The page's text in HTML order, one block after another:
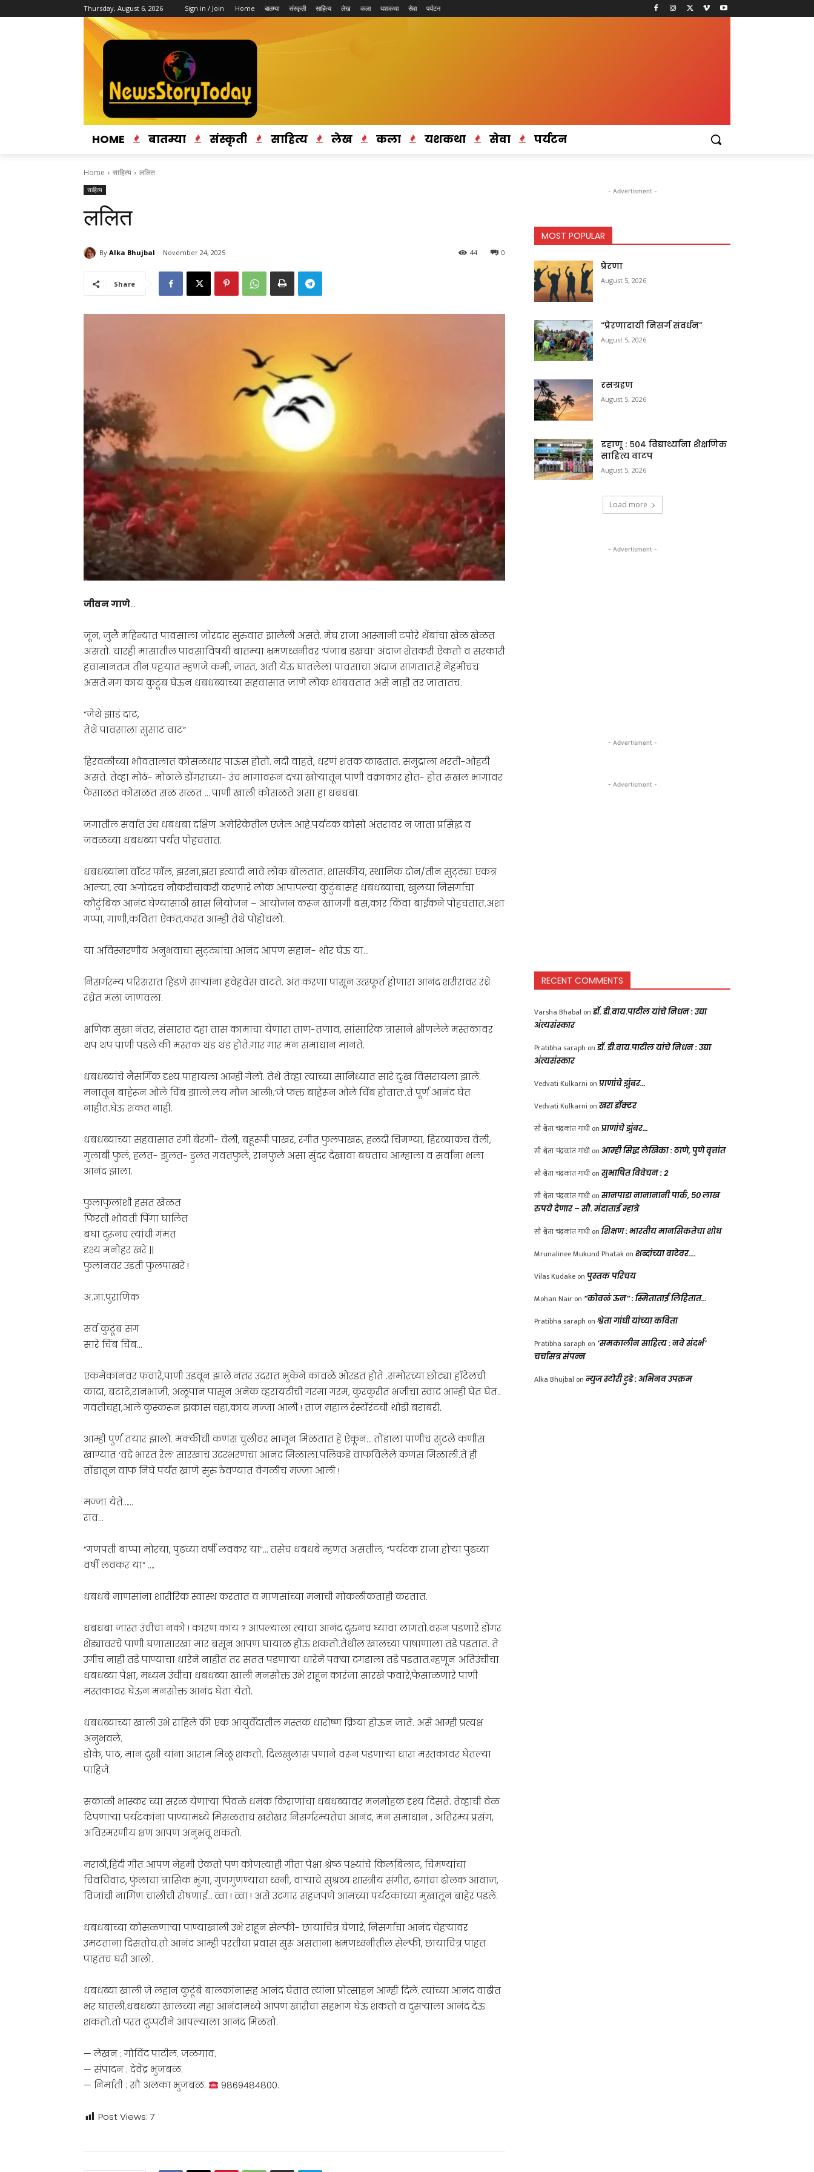
Thursday, August 6, 2026 Sign in / Join Home बातम्या संस्कृती साहित्य लेख कला यशकथा सेवा पर्यटन
HOME बातम्या संस्कृती साहित्य लेख कला यशकथा सेवा पर्यटन
Home साहित्य ललित
साहित्य
ललित
By Alka Bhujbal November 24, 2025 0
44
Share
जीवन गाणे…
जून, जुलै महिन्यात पावसाला जोरदार सुरुवात झालेली असते. मेघ राजा आस्मानी टपोरे थेंबांचा खेळ खेळत
असतो. चारही मासातील पावसाविषयी बातम्या भ्रमणध्वनीवर ‘पंजाब डखचा’ अंदाज शेतकरी ऐकतो व सरकारी
हवामानतज्ञ तीन पट्टयात म्हणजे कमी, जास्त, अती येऊ घातलेला पावसाचा अंदाज सांगतात.हे नेहमीचच
असते.मग काय कुटूंब घेऊन धबधब्याच्या सहवासात जाणे लोक थांबवतात असे नाही तर जातातच.
“जेथे झाडं दाट,
तेथे पावसाला सुसाट वाट”
हिरवळीच्या भोवतालात कोसळधार पाऊस होतो. नदी वाहते, धरणं शतक काढतात. समुद्राला भरती-ओहटी
असते. तेव्हा मोठं- मोठाले डोंगराच्या- उंच भागावरून दऱ्या खोऱ्यातून पाणी वक्राकार होत- होत सखल भागावर
फेसाळत कोसळत सळ सळत … पाणी खाली कोसळते असा हा धबधबा.
जगातील सर्वात उंच धबधबा दक्षिण अमेरिकेतील एंजेल आहे.पर्यटक कोसो अंतरावर न जाता प्रसिद्ध व
जवळच्या धबधब्या पर्यंत पोहचतात.
धबधब्यांना वाॅटर फॉल, झरना,झरा इत्यादी नावे लोक बोलतात. शासकीय, स्थानिक दोन/तीन सुट्ट्या एकत्र
आल्या, त्या अगोदरच नौकरीचाकरी करणारे लोक आपापल्या कुटुंबासह धबधब्याचा, खुलया निसर्गाचा
कौटुंबिक आनंद घेण्यासाठी खास नियोजन – आयोजन करून खाजगी बस,कार किंवा बाईकने पोहचतात.अशा
गप्पा, गाणी,कविता ऐकत,करत आम्ही तेथे पोहोचलो.
या अविस्मरणीय अनुभवाचा सुट्ट्यांचा आनंद आपण सहान- थोर घेऊ या…
निसर्गरम्य परिसरात हिंडणे साऱ्यांना हवेहवेस वाटते. अंतःकरणा पासून उत्स्फूर्त होणारा आनंद शरीरावर रंध्रे
रंध्रेत मला जाणवला.
क्षणिक सुखा नंतर, संसारात दहा तास कामाचा येणारा ताण-तणाव, सांसारिक त्रासाने क्षीणलेले मस्तकावर
थप थप पाणी पडले की मस्तक थंड थंड होते.गार‌ गार मन समाधान मानते.
धबधब्यांचे नैसर्गिक दृश्य पाहायला आम्ही गेलो. तेथे तेव्हा त्याच्या सानिध्यात सारे दुःख विसरायला झाले.
मनातून बाहेरून ओले चिंब झालो.लय मौज आली!.’जे फक्त बाहेरून ओले चिंब होतात’.ते पूर्ण आनंद घेत
नाहीत.घेऊ शकत नाही.
धबधब्याच्या सहवासात रंगी बेरंगी- वेली, बहूरूपी पाखरं, रंगीत फुलपाखरू, हळदी चिमण्या, हिरव्याकंच वेली,
गुलाबी फुलं, हलत- झुलत- डुलत गवतफुले, रानफुले असा सुंदर देखावा बघताच आम्हाला व सर्वांना भला
आनंद झाला.
फुलाफुलांशी हसत खेळत
फिरती भोवती पिंगा घालित
बघा दुरूनच त्यांची गंमत
दृश्य मनोहर खरे ||
फुलांनवर उडती फुलपाखरे !
अ.ज्ञा.पुराणिक
सर्व कुटूंब संग
सारे चिंब चिंब…
एकमेकांनवर फवारे,पाणी उडवून झाले नंतर उदरात भुकेने कावळे ओरडत होते .समोरच्या छोट्या हाॅटेलची
कांदा‌, बटाटे,रानभाजी, अळूपानं पासून अनेक व्हरायटीची गरमा गरम, कुरकुरीत भजीचा स्वाद आम्ही घेत घेत..
गवतीचहा,आले कुस्करून झकास चहा,काय मज्जा आली ! ताज महाल रेस्टॉरंटची थोडी बराबरी.
आम्ही पुर्ण तयार झालो. मक्कीची कणंस चुलीवर भाजून मिळतात हे ऐकून… तोंडाला पाणीच सुटले कणीस
खाण्यात ‘वंदे भारत रेल’ सारखाच उदरभरणचा आनंद मिळाला.पलिकडे वाफविलेले कणंस मिळाली.ते ही
तोंडातून वाफ निघे पर्यंत खाणे सुरु ठेवण्यात वेगळीच मज्जा आली !
मज्जा येते……
राव…
“गणपती बाप्पा मोरया, पुढच्या वर्षी लवकर या”… तसेच धबधबे म्हणत असतील, “पर्यटक राजा होऱ्या पुढच्या
वर्षी लवकर या” ….
धबधबे माणसांना शारीरिक स्वास्थ करतात व माणसांच्या मनाची मोकळीकताही करतात.
धबधबा जास्त उंचीचा नको ! कारण काय ? आपल्याला त्याचा आनंद दुरुनच घ्यावा लागतो.वरून पडणारे डोंगर
शेंड्यावरचे पाणी घणासारखा मार बसून आपण घायाळ होऊ शकतो.तेथील खालच्या पाषाणाला तडे पडतात. ते
उगीच नाही तडे पाण्याचा धारेने नाहीत तर सतत पडणाऱ्या धारेने पक्या दगडाला तडे पडतात.म्हणून अतिउंचीचा
धबधब्या पेक्षा, मध्यम‌ उंचीचा धबधब्या खाली मनसोक्त उभे राहून कारंजा सारखे फवारे,फेसाळणारे पाणी
मस्तकावर घेऊन मनसोक्त आनंद घेता येतो.
धबधब्याच्या खाली उभे राहिले की एक आयुर्वेदातील मस्तक धारोष्ण क्रिया होऊन जाते. असे आम्ही प्रत्यक्ष
अनुभवले.
डोके, पाठ, मान दुखी यांना आराम मिळू शकतो. दिलखुलास पणाने वरून पडणाऱ्या धारा मस्तकावर घेतल्या
पाहिजे.
सकाळी भास्कर च्या सरळ येणाऱ्या पिवळे धमंक किराणांचा धबधब्यावर मनमोहक दृश्य दिसते. तेव्हाची वेळ
टिपणाऱ्या पर्यटकांना पाण्यामध्ये मिसळताच खरोखर निसर्गरम्यतेचा आनंद, मन समाधान , अतिरम्य प्रसंग,
अविस्मरणीय क्षण आपण अनुभवू शकतो.
मराठी,हिंदी गीत आपण नेहमी ऐकतो पण कोणत्याही गीता पेक्षा श्रेष्ठ पक्ष्यांचे किलबिलाट, चिमण्यांचा
चिवचिवाट, फुंलाचा त्रासिक भुंगा, गुणगुणण्याचा ध्वनी, वाऱ्याचे सुश्रव्य शास्त्रीय संगीत, ढगांचा ढोलक आवाज,
विजांची नागिण चालीची रोषणाई… व्वा ! व्वा ! असे उदगार सहजपणे आमच्या पर्यटकांच्या मुखातून बाहेर पडले.
धबधबाच्या कोसळणाऱ्या पाण्याखाली उभे राहून सेल्फी- छायाचित्र घेणारे, निसर्गाचा आनंद चेहऱ्यावर
उमटताना दिसतोच.तो आनंद आम्ही परतीचा प्रवास सुरू असताना भ्रमणध्वनीतील सेल्फी, छायाचित्र पाहत
पाहतच घरी आलो.
धबधब्या खाली जे लहान कुटूंबे बालकांनासह आनंद घेतात त्यांना प्रोत्साहन आम्ही दिले. त्यांच्या आनंद वाढीत
भर घातली.धबधब्या खालच्या महा आनंदामध्ये आपण खारीचा सहभाग घेऊ शकतो व दुसऱ्याला आनंद देऊ
शकतो.तो परत दुप्पटीने आपल्याला आनंद मिळतो.
— लेखन : गोविंद पाटील. जळगाव.
— संपादन : देवेंद्र भुजबळ.
— निर्माती : सौ अलका भुजबळ.
9869484800.
Post Views: 7
- Advertisment -
MOST POPULAR
प्रेरणा
August 5, 2026
“प्रेरणादायी निसर्ग संवर्धन”
August 5, 2026
रसग्रहण
August 5, 2026
डहाणू : ५०४ विद्यार्थ्यांना शैक्षणिक
साहित्य वाटप
August 5, 2026
Load more
- Advertisment -
- Advertisment -
- Advertisment -
RECENT COMMENTS
Varsha Bhabal on डॉ. डी.वाय.पाटील यांचे निधन : उद्या
अंत्यसंस्कार
Pratibha saraph on डॉ. डी.वाय.पाटील यांचे निधन : उद्या
अंत्यसंस्कार
Vedvati Kulkarni on प्राणांचे झुंबर…
Vedvati Kulkarni on खरा डॉक्टर
सौ श्वेता चंद्रकांत गांधी on प्राणांचे झुंबर…
सौ श्वेता चंद्रकांत गांधी on आम्ही सिद्ध लेखिका : ठाणे, पुणे वृत्तांत
सौ श्वेता चंद्रकांत गांधी on सुभाषित विवेचन : 2
सौ श्वेता चंद्रकांत गांधी on सानपाडा नानानानी पार्क, ५० लाख
रुपये देणार – सौ. मंदाताई म्हात्रे
सौ श्वेता चंद्रकांत गांधी on शिक्षण : भारतीय मानसिकतेचा शोध
Mrunalinee Mukund Phatak on शब्दांच्या वाटेवर….
Vilas Kudake on पुस्तक परिचय
Mohan Nair on “कोवळं ऊन” : स्मिताताई लिहितात…
Pratibha saraph on श्वेता गांधी यांच्या कविता
Pratibha saraph on ‘समकालीन साहित्य : नवे संदर्भ’
चर्चासत्र संपन्न
Alka Bhujbal on न्युज स्टोरी टुडे : अभिनव उपक्रम